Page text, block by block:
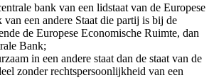
bank van een lidstaat van de Europese
een andere Staat die partij is bij de
de Europese Economische Ruimte, dan
Bank;
in een andere staat dan de staat van de
zonder rechtspersoonlijkheid van een